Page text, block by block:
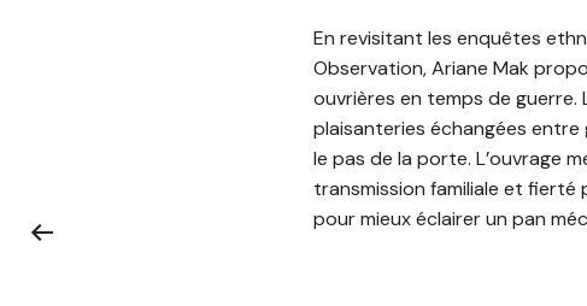
En revisitant les enquêtes
Observation, Ariane Mak
ouvrières en temps de guerre.
plaisanteries échangées
le pas de la porte. L’ouvrage
transmission familiale et fierté
pour mieux éclairer un pan